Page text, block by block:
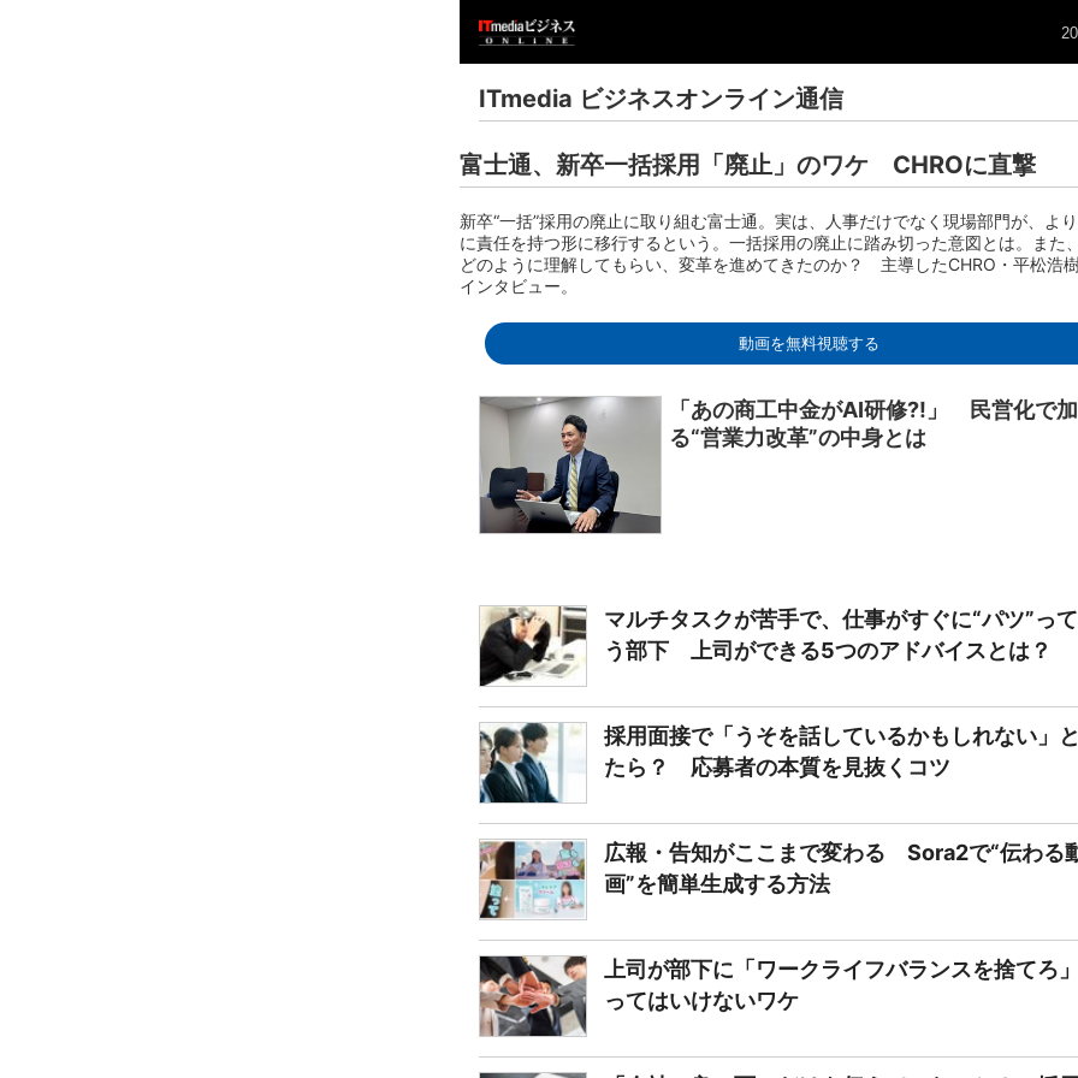
ITmedia ビジネスオンライン通信
富士通、新卒一括採用「廃止」のワケ CHROに直撃
新卒“一括”採用の廃止に取り組む富士通。実は、人事だけでなく現場部門が、よ
に責任を持つ形に移行するという。一括採用の廃止に踏み切った意図とは。また
どのように理解してもらい、変革を進めてきたのか？ 主導したCHRO・平松浩
インタビュー。
動画を無料視聴する
「あの商工中金がAI研修?!」 民営化で
る“営業力改革”の中身とは
マルチタスクが苦手で、仕事がすぐに“パツ”っ
う部下 上司ができる5つのアドバイスとは？
採用面接で「うそを話しているかもしれない」
たら？ 応募者の本質を見抜くコツ
広報・告知がここまで変わる Sora2で“伝わる
画”を簡単生成する方法
上司が部下に「ワークライフバランスを捨てろ
ってはいけないワケ